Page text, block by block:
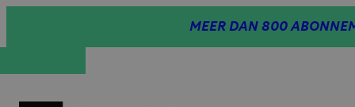
MEER DAN 800